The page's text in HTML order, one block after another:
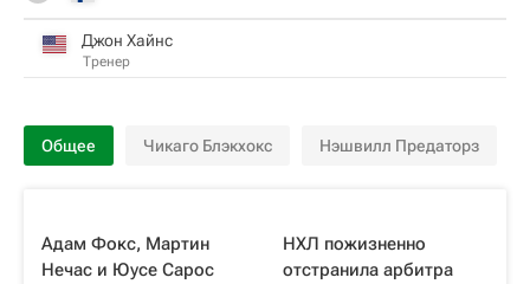
Джон Хайнс
Тренер
Общее Чикаго Блэкхокс Нэшвилл Предаторз
Адам Фокс, Мартин
Нечас и Юусе Сарос
НХЛ пожизненно
отстранила арбитра